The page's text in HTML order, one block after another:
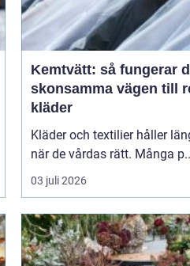
Kemtvätt: så fungerar
skonsamma vägen till
kläder
Kläder och textilier håller
när de vårdas rätt. Många
03 juli 2026